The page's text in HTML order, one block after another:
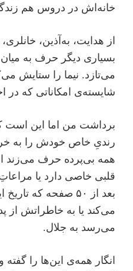
خانه‌اش در دروس هم
از هدایت، به‌آذین،
بسیاری دیگر حرف به
می‌تازد. نیما را ستایش
شایسته‌ی امکاناتی که در
برداشت من اما این است
رندیِ خاص خودش را به خرج
همه بی‌پرده حرف می‌زند
قلبی خاصی دارد یا
بعد از ۵۰ صفحه که
می‌کند یا به خاطراتش از
می‌رسد به جلال.
انگار همه‌ی این‌ها را